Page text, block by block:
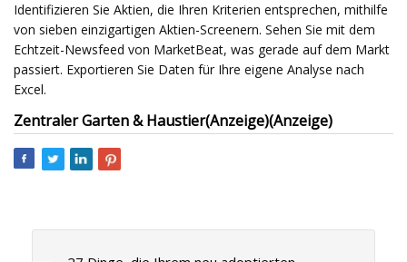
Identifizieren Sie Aktien, die Ihren Kriterien entsprechen, mithilfe
von sieben einzigartigen Aktien-Screenern. Sehen Sie mit dem
Echtzeit-Newsfeed von MarketBeat, was gerade auf dem Markt
passiert. Exportieren Sie Daten für Ihre eigene Analyse nach
Excel.
Zentraler Garten & Haustier(Anzeige)(Anzeige)